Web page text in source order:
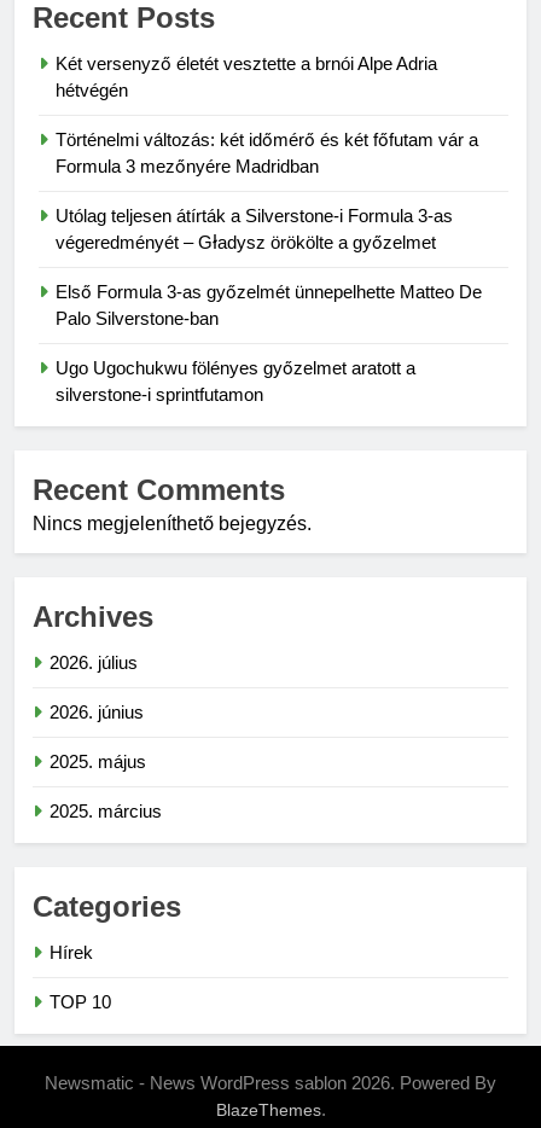
Recent Posts
Két versenyző életét vesztette a brnói Alpe Adria
hétvégén
Történelmi változás: két időmérő és két főfutam vár a
Formula 3 mezőnyére Madridban
Utólag teljesen átírták a Silverstone-i Formula 3-as
végeredményét – Gładysz örökölte a győzelmet
Első Formula 3-as győzelmét ünnepelhette Matteo De
Palo Silverstone-ban
Ugo Ugochukwu fölényes győzelmet aratott a
silverstone-i sprintfutamon
Recent Comments
Nincs megjeleníthető bejegyzés.
Archives
2026. július
2026. június
2025. május
2025. március
Categories
Hírek
TOP 10
Newsmatic - News WordPress sablon 2026. Powered By
BlazeThemes.